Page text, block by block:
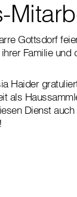
Gottsdorf
Familie und
Haider
als
Dienst